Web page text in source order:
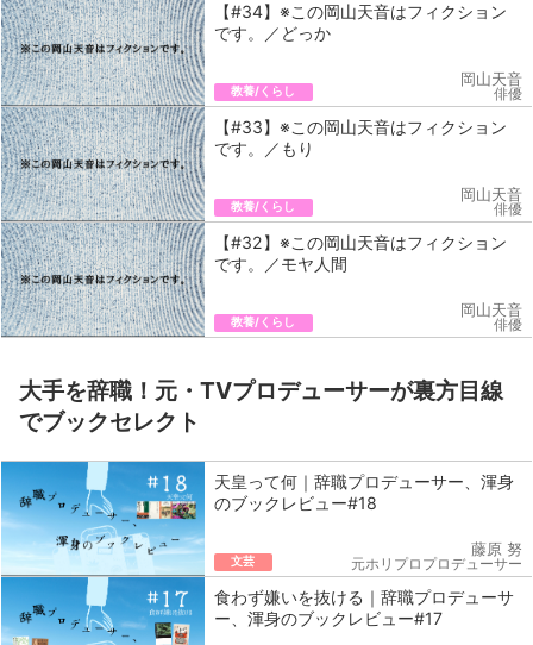
【#34】※この岡山天音はフィクション
です。／どっか
教養/くらし
岡山天音
俳優
【#33】※この岡山天音はフィクション
です。／もり
教養/くらし
岡山天音
俳優
【#32】※この岡山天音はフィクション
です。／モヤ人間
教養/くらし
岡山天音
俳優
大手を辞職！元・TVプロデューサーが裏方目線
でブックセレクト
天皇って何｜辞職プロデューサー、渾身
のブックレビュー#18
文芸
藤原 努
元ホリプロプロデューサー
食わず嫌いを抜ける｜辞職プロデューサ
ー、渾身のブックレビュー#17